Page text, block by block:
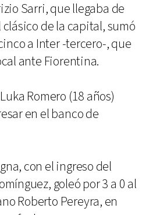
Sarri, que llegaba de
de la capital, sumó
a Inter -tercero-, que
ante Fiorentina.
Romero (18 años)
en el banco de
con el ingreso del
goleó por 3 a 0 al
Roberto Pereyra, en